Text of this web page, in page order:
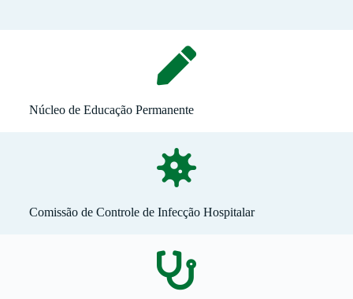
Núcleo de Educação Permanente
Comissão de Controle de Infecção Hospitalar